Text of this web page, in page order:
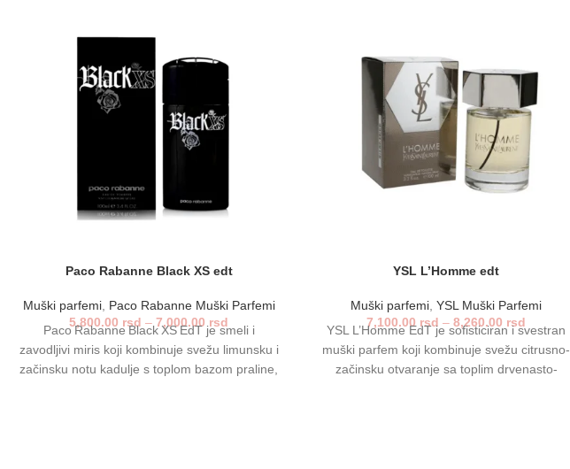
Paco Rabanne Black XS edt
Muški parfemi, Paco Rabanne Muški Parfemi
5,800.00 rsd – 7,000.00 rsd
Paco Rabanne Black XS EdT je smeli i
zavodljivi miris koji kombinuje svežu limunsku i
začinsku notu kadulje s toplom bazom praline,
YSL L’Homme edt
Muški parfemi YSL Muški Parfemi
7,100.00 rsd – 8,260.00 rsd
YSL L’Homme EdT je sofisticiran i svestran
muški parfem koji kombinuje svežu citrusno-
začinsku otvaranje sa toplim drvenasto-